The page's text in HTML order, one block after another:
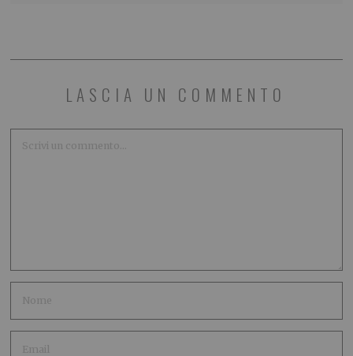
LASCIA UN COMMENTO